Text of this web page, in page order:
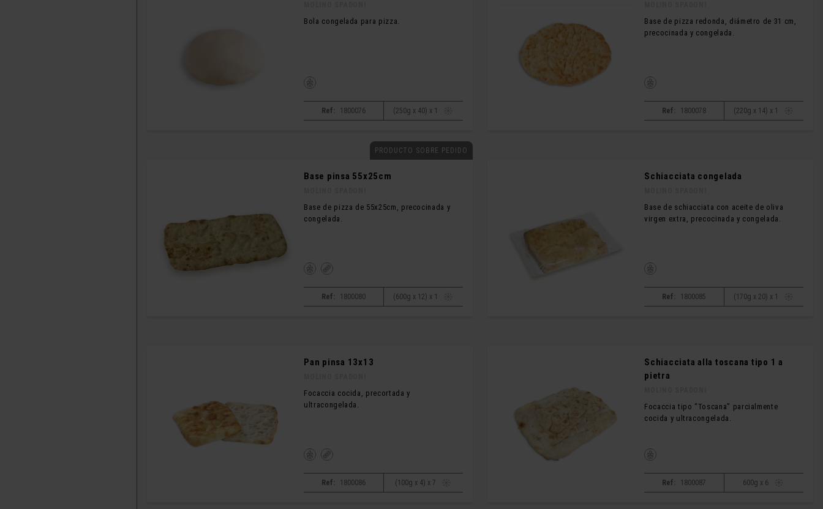
Bola congelada para pizza.
Ref: 1800076 (250g x 40) x 1
Base de pizza redonda, diámetro de 31 cm,
precocinada y congelada.
Ref: 1800078 (220g x 14) x 1
PRODUCTO SOBRE PEDIDO
Base pinsa 55x25cm
Base de pizza de 55x25cm, precocinada y
congelada.
Ref: 1800080 (600g x 12) x 1
Schiacciata congelada
Base de schiacciata con aceite de oliva
virgen extra, precocinada y congelada.
Ref: 1800085 (170g x 20) x 1
Pan pinsa 13x13
Focaccia cocida, precortada y
ultracongelada.
Ref: 1800086 (100g x 4) x 7
Schiacciata alla toscana tipo 1 a
pietra
Focaccia tipo “Toscana” parcialmente
cocida y ultracongelada.
Ref: 1800087 600g x 6